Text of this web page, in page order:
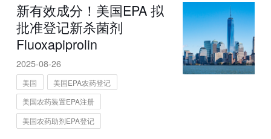
新有效成分！美国EPA 拟
批准登记新杀菌剂
Fluoxapiprolin
2025-08-26
美国
美国EPA农药登记
美国农药装置EPA注册
美国农药助剂EPA登记